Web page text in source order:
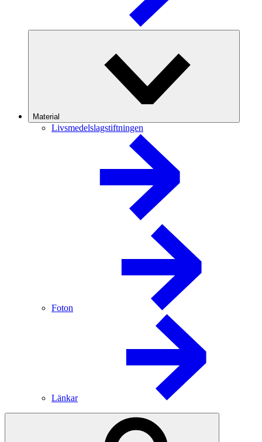
Material
Livsmedelslagstiftningen
Foton
Länkar